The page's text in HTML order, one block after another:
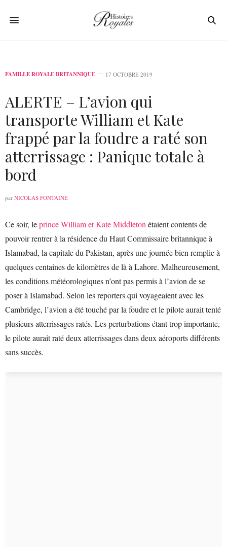
FAMILLE ROYALE BRITANNIQUE 17 OCTOBRE 2019
ALERTE – L’avion qui
transporte William et Kate
frappé par la foudre a raté son
atterrissage : Panique totale à
bord
par NICOLAS FONTAINE
Ce soir, leprince William et Kate Middleton étaient contents de
pouvoir rentrer à la résidence du Haut Commissaire britannique à
Islamabad, la capitale du Pakistan, après une journée bien remplie à
quelques centaines de kilomètres de là à Lahore. Malheureusement,
les conditions météorologiques n’ont pas permis à l’avion de se
poser à Islamabad. Selon les reporters qui voyageaient avec les
Cambridge, l’avion a été touché par la foudre et le pilote aurait tenté
plusieurs atterrissages ratés. Les perturbations étant trop importante,
le pilote aurait raté deux atterrissages dans deux aéroports différents
sans succès.